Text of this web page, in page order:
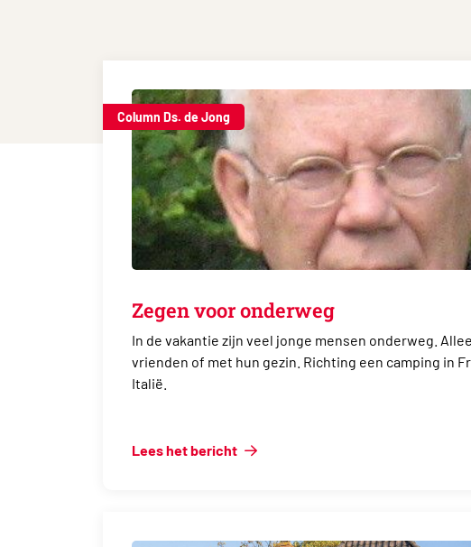
Column Ds. de Jong
Zegen voor onderweg
In de vakantie zijn veel jonge mensen onderweg.
vrienden of met hun gezin. Richting een camping in
Italië.
Lees het bericht